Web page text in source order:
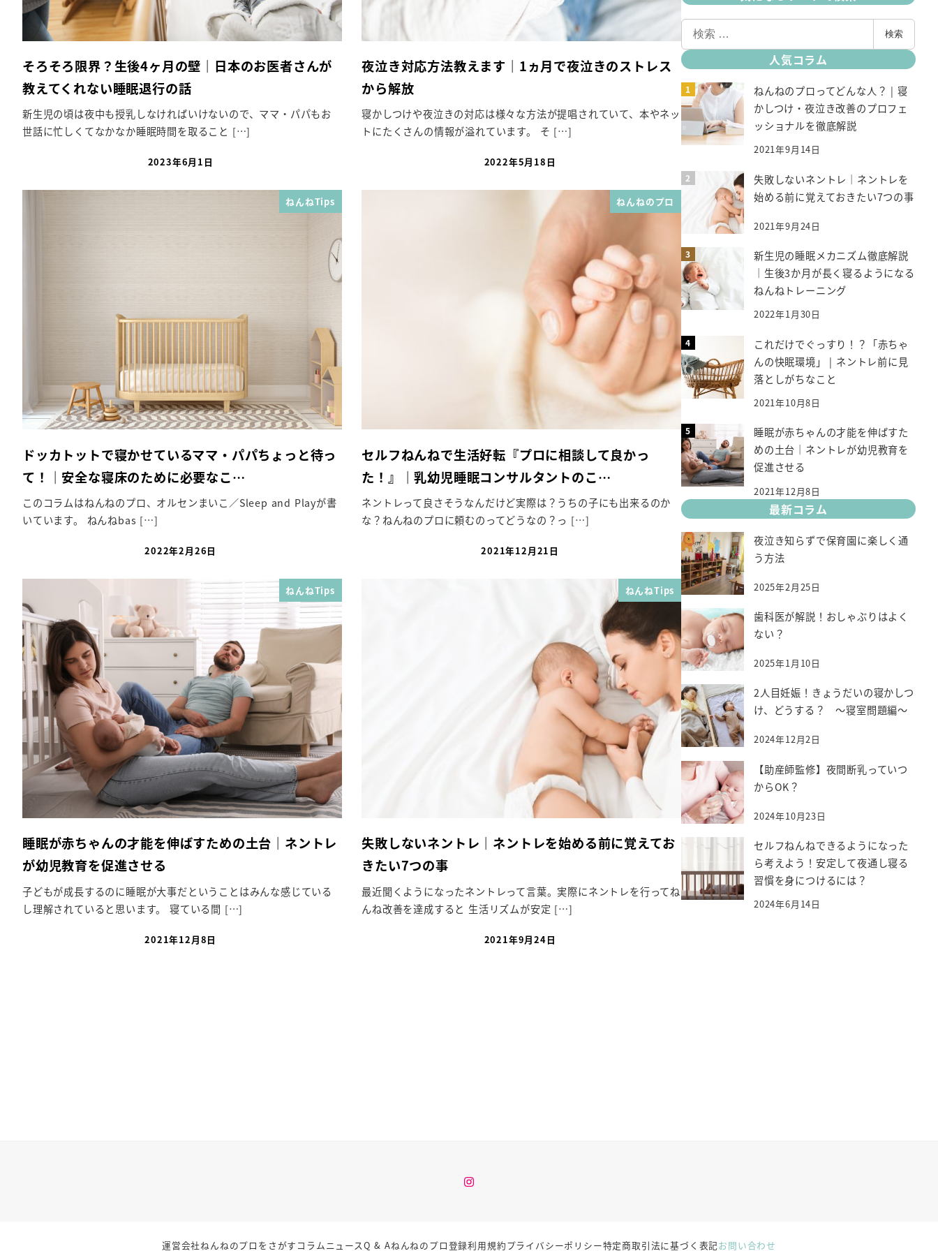
そろそろ限界？生後4ヶ月の壁｜日本のお医者さんが
教えてくれない睡眠退行の話
新生児の頃は夜中も授乳しなければいけないので、ママ・パパもお
世話に忙しくてなかなか睡眠時間を取ること […]
投稿日
2023年6月1日
夜泣き対応方法教えます｜1ヵ月で夜泣きのストレス
から解放
寝かしつけや夜泣きの対応は様々な方法が提唱されていて、本やネッ
トにたくさんの情報が溢れています。 そ […]
投稿日
2022年5月18日
ねんねTips
ドッカトットで寝かせているママ・パパちょっと待っ
て！｜安全な寝床のために必要なこ…
このコラムはねんねのプロ、オルセンまいこ／Sleep and Playが書
いています。 ねんねbas […]
投稿日
2022年2月26日
ねんねのプロ
セルフねんねで生活好転『プロに相談して良かっ
た！』｜乳幼児睡眠コンサルタントのこ…
ネントレって良さそうなんだけど実際は？うちの子にも出来るのか
な？ねんねのプロに頼むのってどうなの？っ […]
投稿日
2021年12月21日
ねんねTips
睡眠が赤ちゃんの才能を伸ばすための土台｜ネントレ
が幼児教育を促進させる
子どもが成長するのに睡眠が大事だということはみんな感じている
し理解されていると思います。 寝ている間 […]
投稿日
2021年12月8日
ねんねTips
失敗しないネントレ｜ネントレを始める前に覚えてお
きたい7つの事
最近聞くようになったネントレって言葉。実際にネントレを行ってね
んね改善を達成すると 生活リズムが安定 […]
投稿日
2021年9月24日
検
索
検索
人気コラム
ねんねのプロってどんな人？ | 寝
かしつけ・夜泣き改善のプロフェ
ッショナルを徹底解説
2021年9月14日
失敗しないネントレ｜ネントレを
始める前に覚えておきたい7つの事
2021年9月24日
新生児の睡眠メカニズム徹底解説
｜生後3か月が長く寝るようになる
ねんねトレーニング
2022年1月30日
これだけでぐっすり！？「赤ちゃ
んの快眠環境」 | ネントレ前に見
落としがちなこと
2021年10月8日
睡眠が赤ちゃんの才能を伸ばすた
めの土台｜ネントレが幼児教育を
促進させる
2021年12月8日
最新コラム
夜泣き知らずで保育園に楽しく通
う方法
2025年2月25日
歯科医が解説！おしゃぶりはよく
ない？
2025年1月10日
2人目妊娠！きょうだいの寝かしつ
け、どうする？ ～寝室問題編～
2024年12月2日
【助産師監修】夜間断乳っていつ
からOK？
2024年10月23日
セルフねんねできるようになった
ら考えよう！安定して夜通し寝る
習慣を身につけるには？
2024年6月14日
Instagram
運営会社ねんねのプロをさがす コラムニュースQ & Aねんねのプロ登録利用規約プライバシーポリシー特定商取引法に基づく表記お問い合わせ